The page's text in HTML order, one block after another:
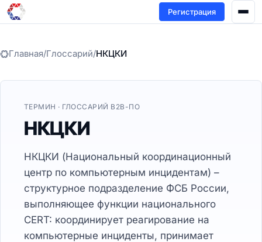
Регистрация
Главная/Глоссарий/НКЦКИ
ТЕРМИН · ГЛОССАРИЙ B2B-ПО
НКЦКИ
НКЦКИ (Национальный координационный
центр по компьютерным инцидентам) –
структурное подразделение ФСБ России,
выполняющее функции национального
CERT: координирует реагирование на
компьютерные инциденты, принимает